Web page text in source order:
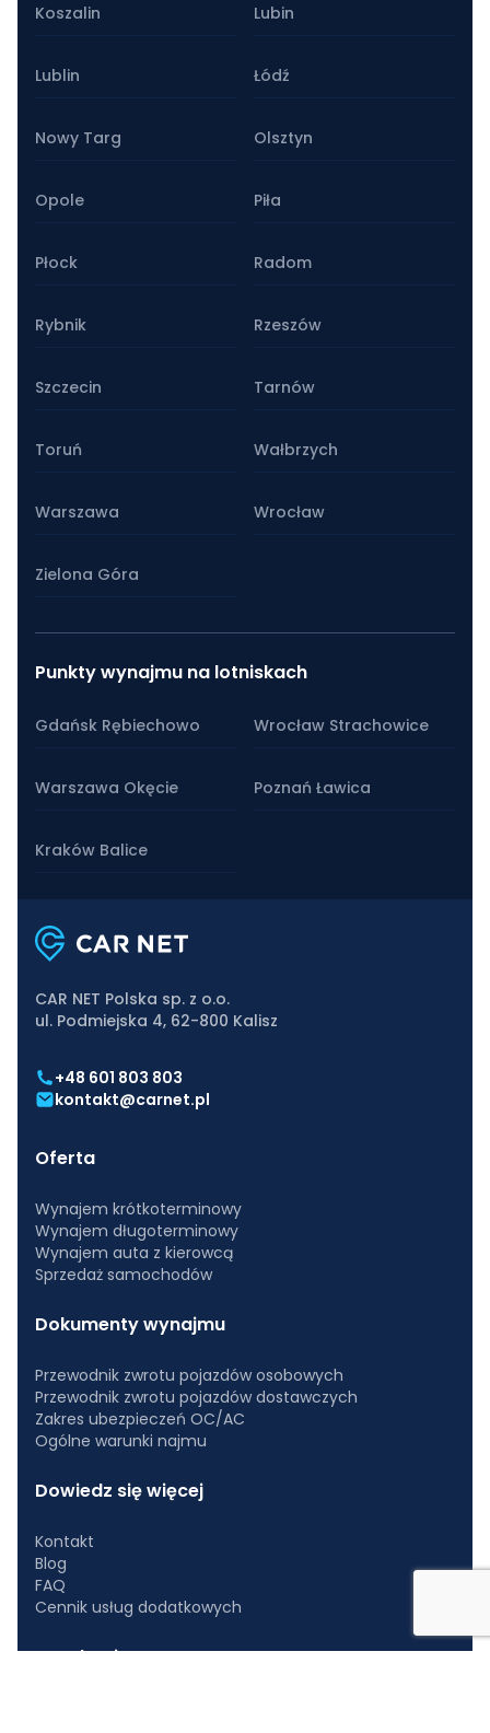
Koszalin Lubin
Lublin Łódź
Nowy Targ Olsztyn
Opole Piła
Płock Radom
Rybnik Rzeszów
Szczecin Tarnów
Toruń Wałbrzych
Warszawa Wrocław
Zielona Góra
Punkty wynajmu na lotniskach
Gdańsk Rębiechowo Wrocław Strachowice
Warszawa Okęcie Poznań Ławica
Kraków Balice
CAR NET Polska sp. z o.o.
ul. Podmiejska 4, 62-800 Kalisz
+48 601 803 803
kontakt@carnet.pl
Oferta
Wynajem krótkoterminowy
Wynajem długoterminowy
Wynajem auta z kierowcą
Sprzedaż samochodów
Dokumenty wynajmu
Przewodnik zwrotu pojazdów osobowych
Przewodnik zwrotu pojazdów dostawczych
Zakres ubezpieczeń OC/AC
Ogólne warunki najmu
Dowiedz się więcej
Kontakt
Blog
FAQ
Cennik usług dodatkowych
Regulaminy